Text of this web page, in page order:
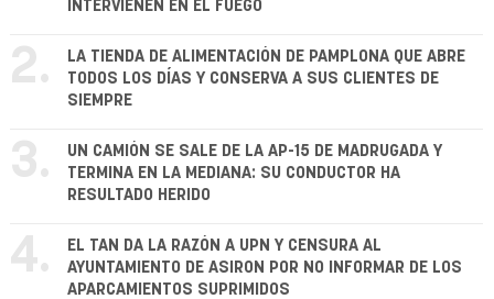
INTERVIENEN EN EL FUEGO
2.
LA TIENDA DE ALIMENTACIÓN DE PAMPLONA QUE ABRE
TODOS LOS DÍAS Y CONSERVA A SUS CLIENTES DE
SIEMPRE
3.
UN CAMIÓN SE SALE DE LA AP-15 DE MADRUGADA Y
TERMINA EN LA MEDIANA: SU CONDUCTOR HA
RESULTADO HERIDO
4.
EL TAN DA LA RAZÓN A UPN Y CENSURA AL
AYUNTAMIENTO DE ASIRON POR NO INFORMAR DE LOS
APARCAMIENTOS SUPRIMIDOS